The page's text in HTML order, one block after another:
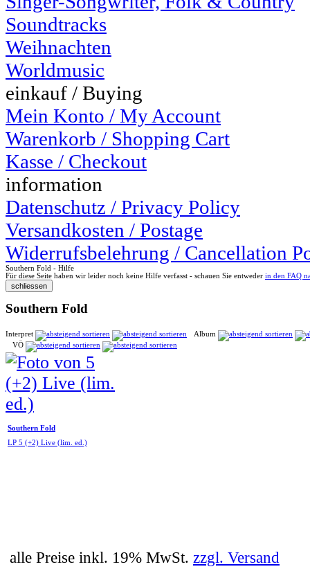
Soundtracks
Weihnachten
Worldmusic
einkauf / Buying
Mein Konto / My Account
Warenkorb / Shopping Cart
Kasse / Checkout
information
Datenschutz / Privacy Policy
Versandkosten / Postage
Widerrufsbelehrung / Cancellation
Southern Fold - Hilfe
Für diese Seite haben wir leider noch keine Hilfe verfasst - schauen Sie entweder in den FAQ
Southern Fold
Interpret
Album
VÖ
Southern Fold
LP 5 (+2) Live (lim. ed.)
alle Preise inkl. 19% MwSt. zzgl. Versand